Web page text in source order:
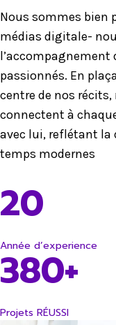
Nous sommes bien
médias digitale-
l’accompagnement
passionnés. En
centre de nos
connectent à
avec lui, reflétant la
temps modernes
20
Année d’experience
380+
Projets RÉUSSI